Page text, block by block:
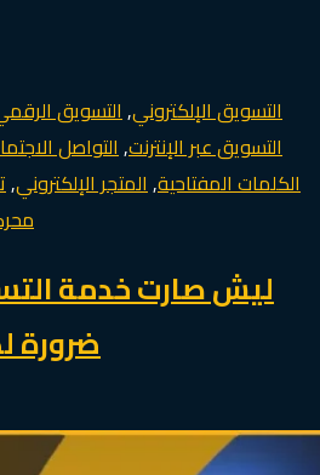
التسويق الإلكتروني,التسويق
التسويق عبر الإنترنت,التواصل
الكلمات المفتاحية,المتجر الإلكتروني,
ليش صارت خدمة
ضرورة